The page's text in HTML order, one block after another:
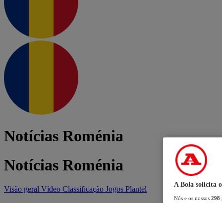
Notícias Roménia
Notícias Roménia
Visão geral Vídeo Classificação Jogos Plantel
A Bola solicita
Nós e os nossos 298